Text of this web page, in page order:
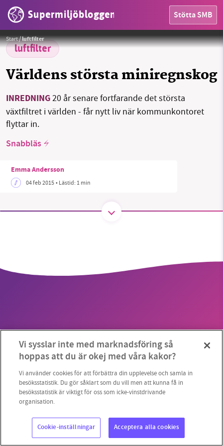
Supermiljöbloggen Stötta SMB
OMRÅDEN
MILJÖFAKTA
OM OSS
Start/luftfilter
luftfilter
Världens största miniregnskog
INREDNING20 år senare fortfarande det största
växtfiltret i världen - får nytt liv när kommunkontoret
flyttar in.
Snabbläs
Emma Andersson
04 feb 2015• Lästid: 1 min
Martin Olsson (CC BY 3.0)
Copyright 2023 © Supermiljöbloggen Cookieinställningar
SMB kämpar för en hållbar framtid. Sedan
starten 2010 har vår ideella redaktion drivit
vill hjälpa oss.
Stötta vårt arbete genom att swisha en slant till
1231368703
Läs vad vi vill göra
Vi sysslar inte med marknadsföring så
hoppas att du är okej med våra kakor?
Vi använder cookies för att förbättra din upplevelse och samla in
besöksstatistik. Du gör såklart som du vill men att kunna få in
besöksstatistik är viktigt för oss som icke-vinstdrivande
organisation.
Cookie-inställningar Acceptera alla cookies